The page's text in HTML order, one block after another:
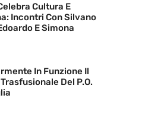
Cultura E
Incontri Con Silvano
E Simona
In Funzione Il
Del P.O.